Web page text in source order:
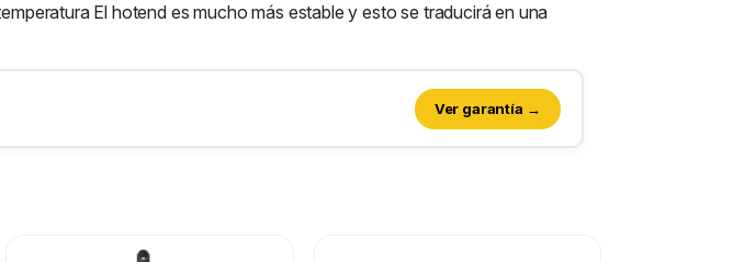
El hotend es mucho más estable y esto se traducirá en una
Ver garantía →